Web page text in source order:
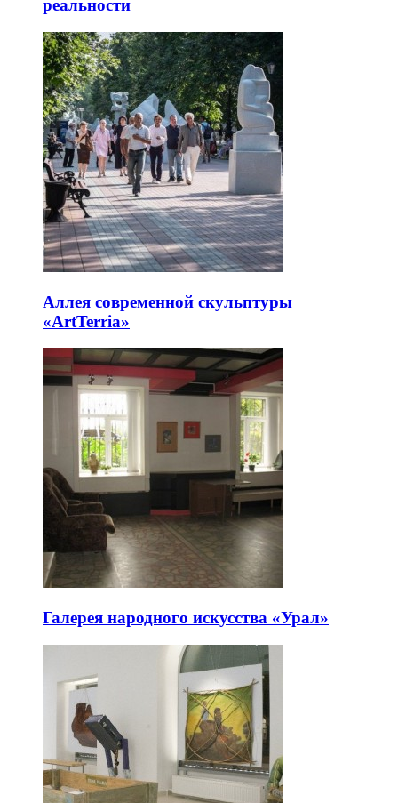
реальности
Аллея современной скульптуры
«ArtTerria»
Галерея народного искусства «Урал»